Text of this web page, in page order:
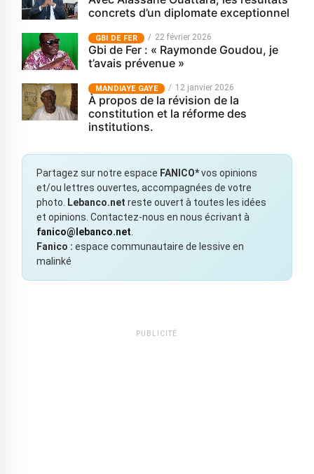
concrets d’un diplomate exceptionnel
GBI DE FER 22 février 2026
Gbi de Fer : « Raymonde Goudou, je
t’avais prévenue »
MANDIAYE GAYE 12 janvier 2026
À propos de la révision de la
constitution et la réforme des
institutions.
Partagez sur notre espace FANICO*vos opinions
et/ou lettres ouvertes, accompagnées de votre
photo.
Lebanco.net reste ouvert à toutes les idées
et opinions. Contactez-nous en nous écrivant à
fanico@lebanco.net
Fanico : espace communautaire de lessive en
malinké
PUBLICITÉ